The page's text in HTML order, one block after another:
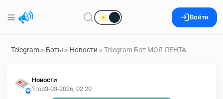
Войти
Telegram » Боты » Новости » Telegram Бот МОЯ ЛЕНТА
Новости
Егор3-03-2026, 02:20